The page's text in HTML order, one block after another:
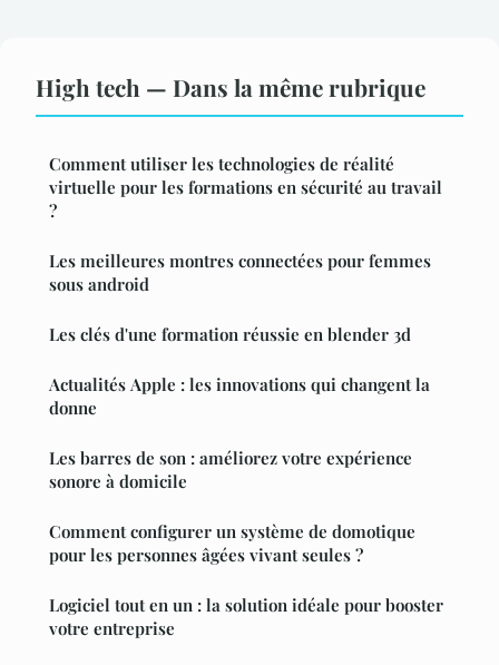
High tech — Dans la même rubrique
Comment utiliser les technologies de réalité
virtuelle pour les formations en sécurité au travail
?
Les meilleures montres connectées pour femmes
sous android
Les clés d'une formation réussie en blender 3d
Actualités Apple : les innovations qui changent la
donne
Les barres de son : améliorez votre expérience
sonore à domicile
Comment configurer un système de domotique
pour les personnes âgées vivant seules ?
Logiciel tout en un : la solution idéale pour booster
votre entreprise